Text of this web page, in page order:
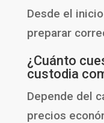
Desde el
preparar
¿Cuánto
custodia
Depende del
precios